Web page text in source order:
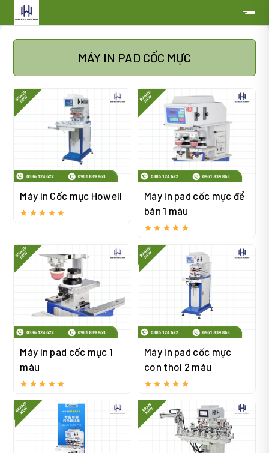
MÁY IN PAD CỐC MỰC
Máy in Cốc mực Howell
Máy in pad cốc mực để
bàn 1 màu
Máy in pad cốc mực 1
màu
Máy in pad cốc mực
con thoi 2 màu